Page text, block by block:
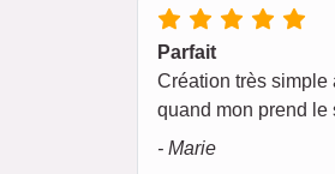
Parfait
Création très simple
quand mon prend le
- Marie